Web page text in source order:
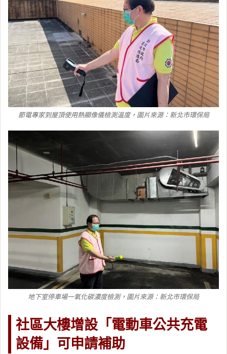
節電專家到屋頂使用熱顯像儀檢測溫度，圖片來源：新北市環保局
地下室停車場一氧化碳濃度檢測，圖片來源：新北市環保局
社區大樓增設「電動車公共充電
設備」可申請補助